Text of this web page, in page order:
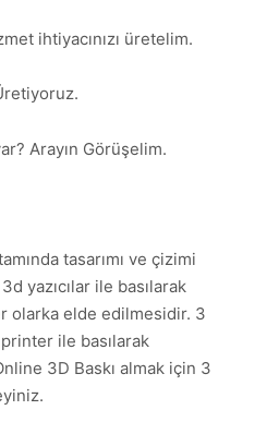
ihtiyacınızı üretelim.
Arayın Görüşelim.
tasarımı ve çizimi
yazıcılar ile basılarak
olarka elde edilmesidir. 3
ile basılarak
3D Baskı almak için 3